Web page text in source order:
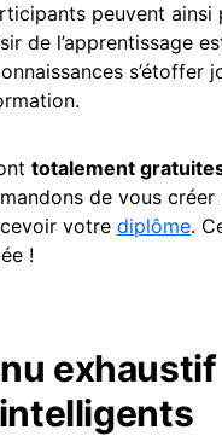
peuvent
de l’apprentissage
s’étoffer
totalement
de vous
votre diplôme.
!